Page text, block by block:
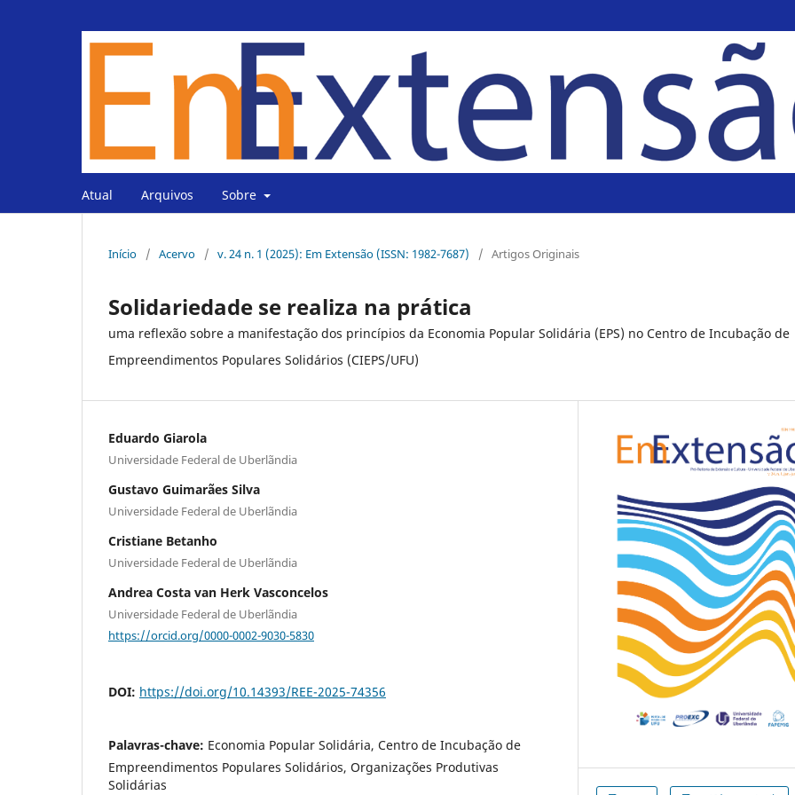
Atual Arquivos Sobre
Início / Acervo / v. 24 n. 1 (2025): Em Extensão (ISSN: 1982-7687) / Artigos Originais
Solidariedade se realiza na prática
uma reflexão sobre a manifestação dos princípios da Economia Popular Solidária (EPS) no Centro de Incubação de
Empreendimentos Populares Solidários (CIEPS/UFU)
Eduardo Giarola
Universidade Federal de Uberlãndia
Gustavo Guimarães Silva
Universidade Federal de Uberlãndia
Cristiane Betanho
Universidade Federal de Uberlãndia
Andrea Costa van Herk Vasconcelos
Universidade Federal de Uberlãndia
https://orcid.org/0000-0002-9030-5830
DOI: https://doi.org/10.14393/REE-2025-74356
Palavras-chave: Economia Popular Solidária, Centro de Incubação de
Empreendimentos Populares Solidários, Organizações Produtivas
Solidárias